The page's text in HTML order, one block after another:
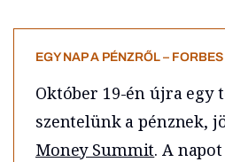
EGY NAP A PÉNZRŐL –
Október 19-én újra egy
szentelünk a pénznek,
Money Summit. A